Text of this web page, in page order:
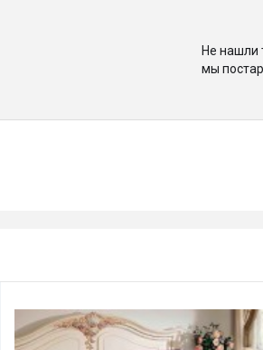
Не нашли
мы